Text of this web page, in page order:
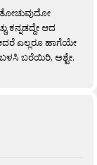
ಕನ್ನಡದ್ದೇ ಆದ
ಎಲ್ಲರೂ ಹಾಗೆಯೇ
ಬಳಸಿ ಬರೆಯಿರಿ, ಅಶ್ಟೇ.